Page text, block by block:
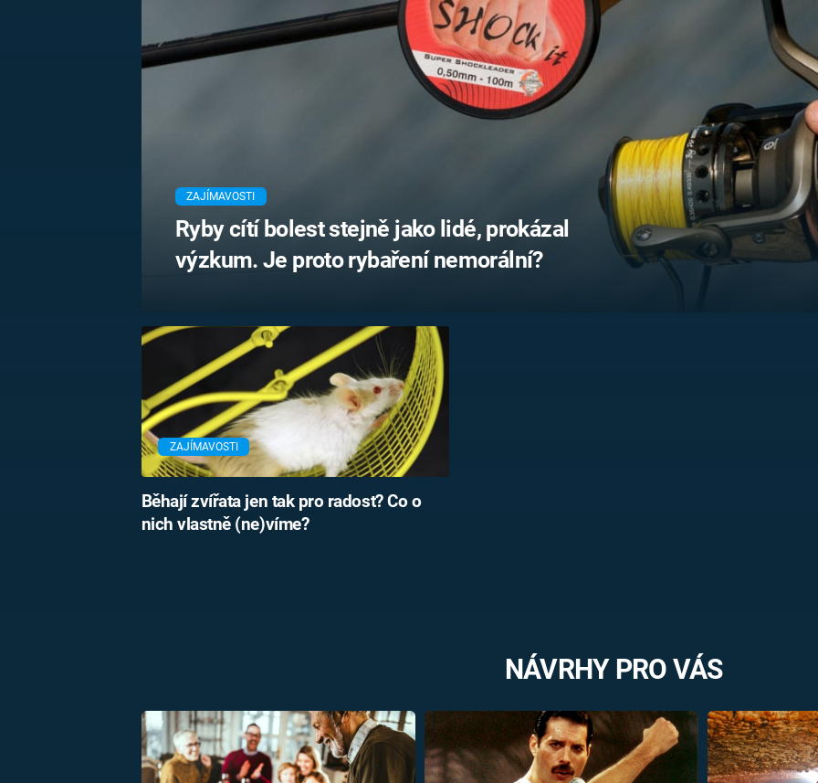
MARIE TEREZIE
NAPOLEON
UFO A
MIMOZEMŠŤANÉ
UTAJENÉ PŘÍBĚHY
ČESKÝCH DĚJIN
FILMY
REALITA
HORORY
OPTICKÉ
KLAMY
ZAJÍMAVOSTI
Ryby cítí bolest stejně jako lidé, prokázal
výzkum. Je proto rybaření nemorální?
ZAJÍMAVOSTI
Běhají zvířata jen tak pro radost? Co o
nich vlastně (ne)víme?
NÁVRHY PRO VÁS